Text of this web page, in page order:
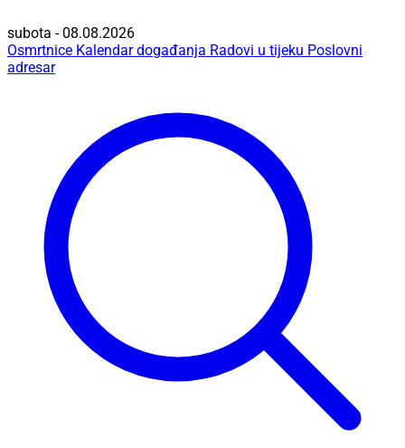
subota - 08.08.2026
Osmrtnice Kalendar događanja Radovi u tijeku Poslovni
adresar